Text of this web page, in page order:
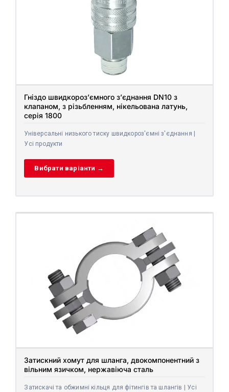
Гніздо швидкороз’ємного з’єднання DN10 з
клапаном, з різьбленням, нікельована латунь,
серія 1800
Універсальні низького тиску швидкороз'ємні з'єднання |
Усі продукти
Вибрати варіанти →
Затискний хомут для шланга, двокомпонентний з
вільним язичком, нержавіюча сталь
Затискачі та обжимні кільця для фітингів та шлангів | Усі